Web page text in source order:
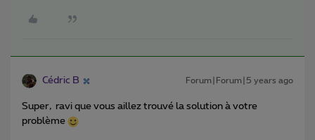
Cédric B Forum|Forum|5 years ago
Super, ravi que vous aillez trouvé la solution à votre
problème